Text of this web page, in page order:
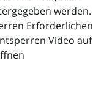
werden.
Erforderlichen
Video auf